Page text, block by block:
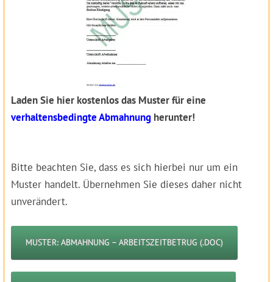
Laden Sie hier kostenlos das Muster für eine
verhaltensbedingte Abmahnung herunter!
Bitte beachten Sie, dass es sich hierbei nur um ein
Muster handelt. Übernehmen Sie dieses daher nicht
unverändert.
MUSTER: ABMAHNUNG – ARBEITSZEITBETRUG (.DOC)